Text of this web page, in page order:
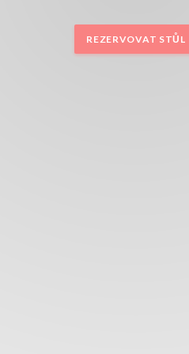
REZERVOVAT STŮL